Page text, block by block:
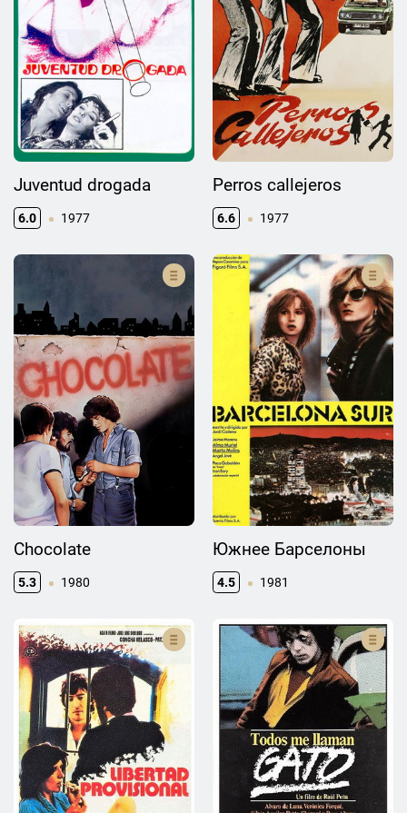
Juventud drogada
6.0 1977
Perros callejeros
6.6 1977
Chocolate
5.3 1980
Южнее Барселоны
4.5 1981